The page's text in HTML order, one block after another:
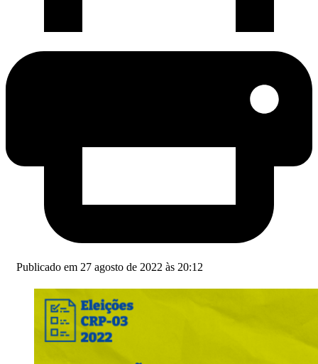
Publicado em 27 agosto de 2022 às 20:12